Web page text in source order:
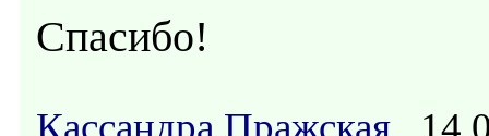
Спасибо!
Кассандра Пражская